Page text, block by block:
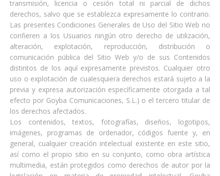
transmisión, licencia o cesión total ni parcial de dichos
derechos, salvo que se establezca expresamente lo contrario.
Las presentes Condiciones Generales de Uso del Sitio Web no
confieren a los Usuarios ningún otro derecho de utilización,
alteración, explotación, reproducción, distribución o
comunicación pública del Sitio Web y/o de sus Contenidos
distintos de los aquí expresamente previstos. Cualquier otro
uso o explotación de cualesquiera derechos estará sujeto a la
previa y expresa autorización específicamente otorgada a tal
efecto por Goyba Comunicaciones, S.L.) o el tercero titular de
los derechos afectados.
Los contenidos, textos, fotografías, diseños, logotipos,
imágenes, programas de ordenador, códigos fuente y, en
general, cualquier creación intelectual existente en este sitio,
así como el propio sitio en su conjunto, como obra artística
multimedia, están protegidos como derechos de autor por la